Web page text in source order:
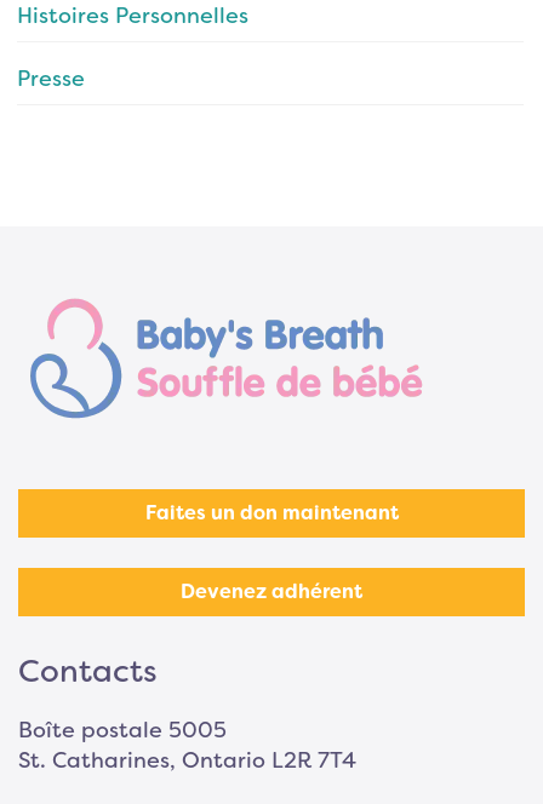
Histoires Personnelles
Presse
Faites un don maintenant
Devenez adhérent
Contacts
Boîte postale 5005
St. Catharines, Ontario L2R 7T4